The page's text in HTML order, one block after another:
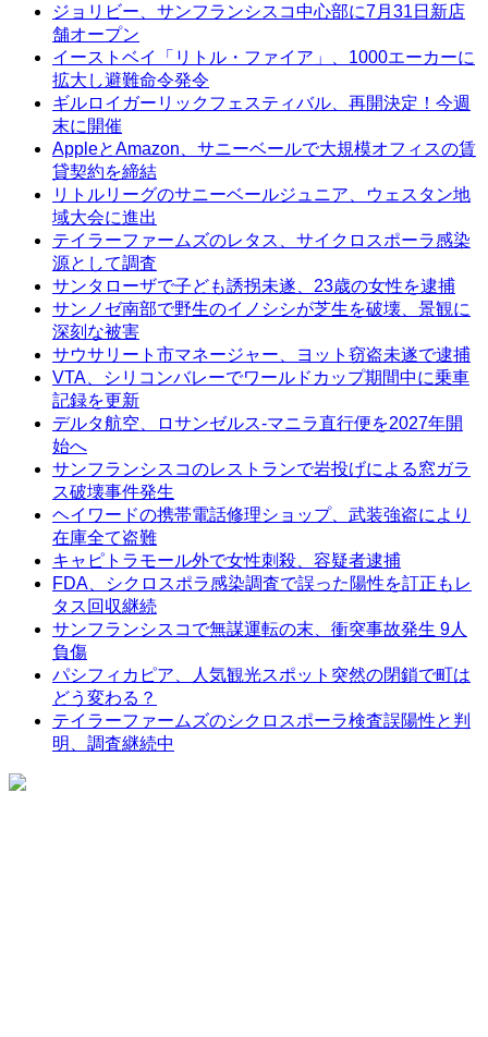
ジョリビー、サンフランシスコ中心部に7月31日新店
舗オープン
イーストベイ「リトル・ファイア」、1000エーカーに
拡大し避難命令発令
ギルロイガーリックフェスティバル、再開決定！今週
末に開催
AppleとAmazon、サニーベールで大規模オフィスの賃
貸契約を締結
リトルリーグのサニーベールジュニア、ウェスタン地
域大会に進出
テイラーファームズのレタス、サイクロスポーラ感染
源として調査
サンタローザで子ども誘拐未遂、23歳の女性を逮捕
サンノゼ南部で野生のイノシシが芝生を破壊、景観に
深刻な被害
サウサリート市マネージャー、ヨット窃盗未遂で逮捕
VTA、シリコンバレーでワールドカップ期間中に乗車
記録を更新
デルタ航空、ロサンゼルス-マニラ直行便を2027年開
始へ
サンフランシスコのレストランで岩投げによる窓ガラ
ス破壊事件発生
ヘイワードの携帯電話修理ショップ、武装強盗により
在庫全て盗難
キャピトラモール外で女性刺殺、容疑者逮捕
FDA、シクロスポラ感染調査で誤った陽性を訂正もレ
タス回収継続
サンフランシスコで無謀運転の末、衝突事故発生 9人
負傷
パシフィカピア、人気観光スポット突然の閉鎖で町は
どう変わる？
テイラーファームズのシクロスポーラ検査誤陽性と判
明、調査継続中